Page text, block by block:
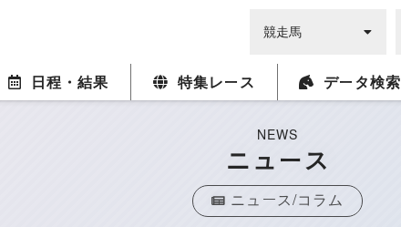
日程・結果 特集レース データ検索
NEWS
ニュース
ニュース/コラム